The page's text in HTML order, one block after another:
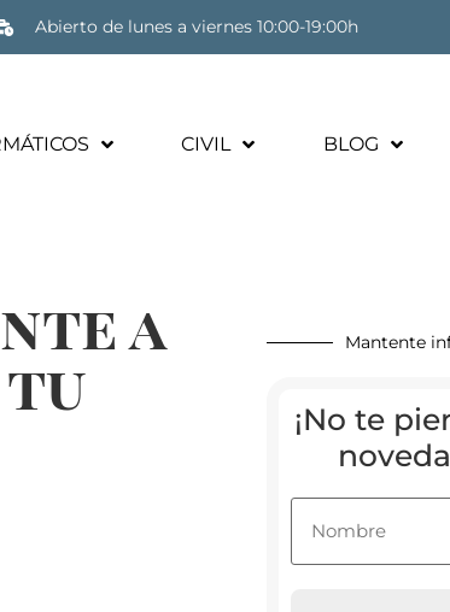
Abierto de lunes a viernes 10:00-19:00h
CIVIL BLOG
a
tu
Mantente
¡No te